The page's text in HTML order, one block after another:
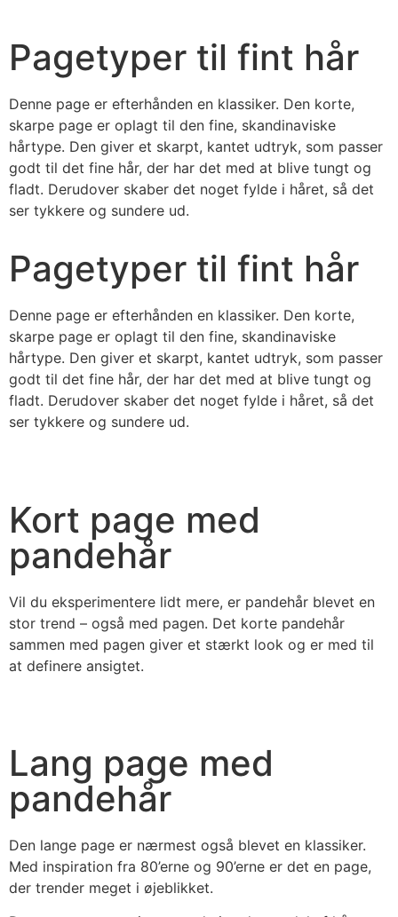
Pagetyper til fint hår
Denne page er efterhånden en klassiker. Den korte,
skarpe page er oplagt til den fine, skandinaviske
hårtype. Den giver et skarpt, kantet udtryk, som passer
godt til det fine hår, der har det med at blive tungt og
fladt. Derudover skaber det noget fylde i håret, så det
ser tykkere og sundere ud.
Pagetyper til fint hår
Denne page er efterhånden en klassiker. Den korte,
skarpe page er oplagt til den fine, skandinaviske
hårtype. Den giver et skarpt, kantet udtryk, som passer
godt til det fine hår, der har det med at blive tungt og
fladt. Derudover skaber det noget fylde i håret, så det
ser tykkere og sundere ud.
Kort page med
pandehår
Vil du eksperimentere lidt mere, er pandehår blevet en
stor trend – også med pagen. Det korte pandehår
sammen med pagen giver et stærkt look og er med til
at definere ansigtet.
Lang page med
pandehår
Den lange page er nærmest også blevet en klassiker.
Med inspiration fra 80’erne og 90’erne er det en page,
der trender meget i øjeblikket.